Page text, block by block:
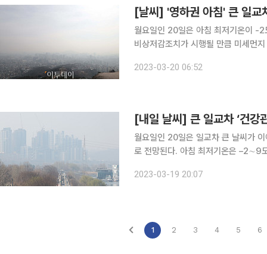
[날씨] '영하권 아침' 큰 일
월요일인 20일은 아침 최저기온이 -2
비상저감조치가 시행될 만큼 미세먼지 농도가 높겠다. 기상청에
상청은 "당분간 내륙을 중심으로 낮
2023-03-20 06:52
[내일 날씨] 큰 일교차 ‘건강
월요일인 20일은 일교차 큰 날씨가
로 전망된다. 아침 최저기온은 –2∼9도로 오늘 최저 –4∼7도보다 약 2도 높을 전망이다.서울 아침
으로 일교차가 매우 크겠으니 환절기
2023-03-19 20:07
1 2 3 4 5 6